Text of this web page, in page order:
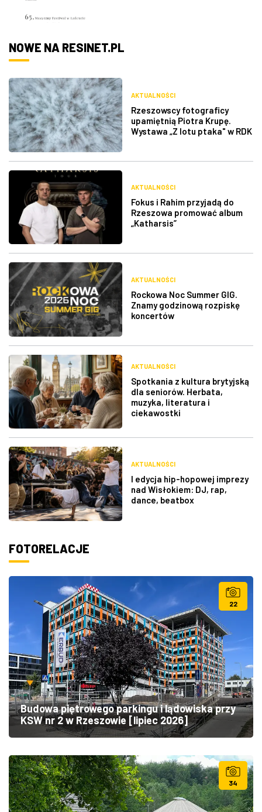
NOWE NA RESINET.PL
AKTUALNOŚCI
Rzeszowscy fotograficy
upamiętnią Piotra Krupę.
Wystawa „Z lotu ptaka" w RDK
AKTUALNOŚCI
Fokus i Rahim przyjadą do
Rzeszowa promować album
„Katharsis”
AKTUALNOŚCI
Rockowa Noc Summer GIG.
Znamy godzinową rozpiskę
koncertów
AKTUALNOŚCI
Spotkania z kultura brytyjską
dla seniorów. Herbata,
muzyka, literatura i
ciekawostki
AKTUALNOŚCI
I edycja hip-hopowej imprezy
nad Wisłokiem: DJ, rap,
dance, beatbox
FOTORELACJE
22
Budowa piętrowego parkingu i lądowiska przy
KSW nr 2 w Rzeszowie [lipiec 2026]
34